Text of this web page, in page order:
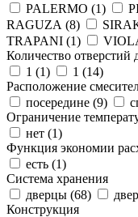
PALERMO (1)
RAGUZA (8)
TRAPANI (1)
Количество отверстий
1 (1) 1 (14)
Расположение
посередине (9)
Ограничение
нет (1)
Функция экономии
есть (1)
Система хранения
дверцы (68)
Конструкция